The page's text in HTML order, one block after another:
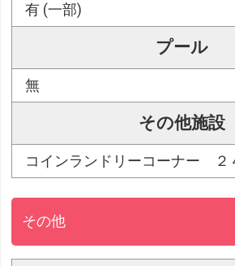
有 (一部)
プール
無
その他施設
コインランドリーコーナー ２
その他